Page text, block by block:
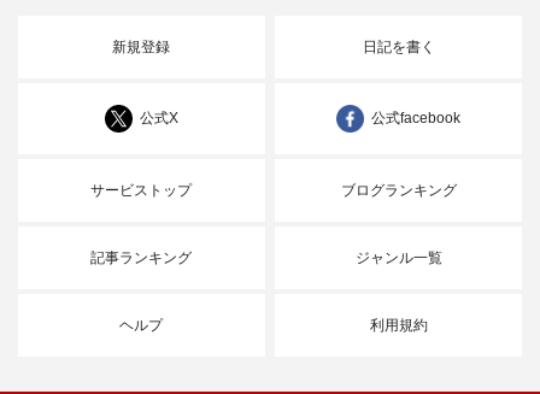
新規登録 日記を書く
公式X 公式facebook
サービストップ ブログランキング
記事ランキング ジャンル一覧
ヘルプ 利用規約